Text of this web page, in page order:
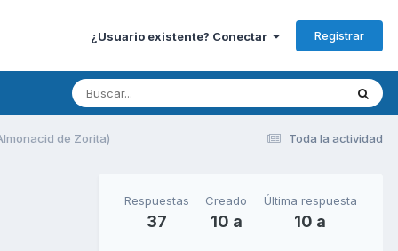
¿Usuario existente? Conectar Registrar
Toda la actividad
de Zorita)
Respuestas
37
Creado
10 a
Última respuesta
10 a